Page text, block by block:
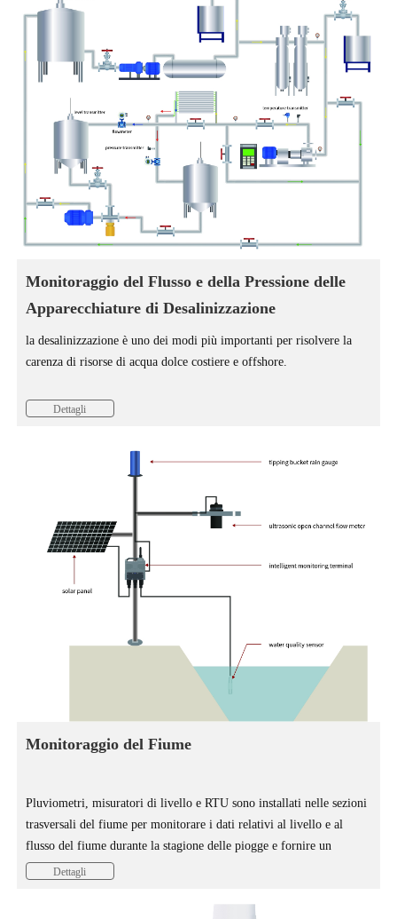
Monitoraggio del Flusso e della Pressione delle
Apparecchiature di Desalinizzazione
la desalinizzazione è uno dei modi più importanti per risolvere la
carenza di risorse di acqua dolce costiere e offshore.
Dettagli
Monitoraggio del Fiume
Pluviometri, misuratori di livello e RTU sono installati nelle sezioni
trasversali del fiume per monitorare i dati relativi al livello e al
flusso del fiume durante la stagione delle piogge e fornire un
allarme tempestivo quando il livello dell'acqua sta per superare la
Dettagli